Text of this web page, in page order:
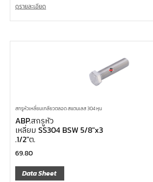
ดูรายละเอียด
สกรูหัวเหลี่ยมเกลียวตลอด สแตนเลส 304 หุน
ABP.สกรูหัว
เหลี่ยม SS304 BSW 5/8″x3
.1/2″ต.
69.80
Data Sheet